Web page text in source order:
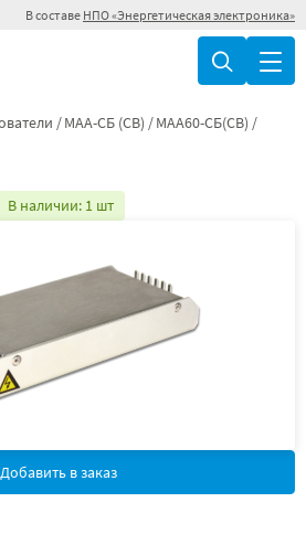
В составе НПО «Энергетическая электроника»
МАА-СБ (СВ)
МАА60-СБ(СВ)
В наличии: 1 шт
Добавить в заказ